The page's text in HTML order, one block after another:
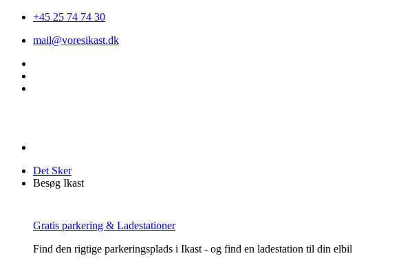
+45 25 74 74 30
mail@voresikast.dk
Det Sker
Besøg Ikast
Gratis parkering & Ladestationer
Find den rigtige parkeringsplads i Ikast - og find en ladestation til din elbil